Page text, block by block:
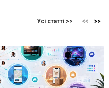
Усі статті >>